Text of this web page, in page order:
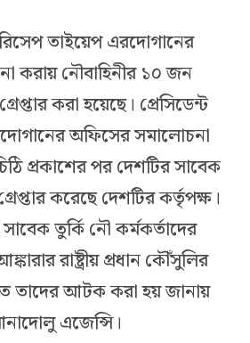
রিসেপ তাইয়েপ এরদোগানের
করায় নৌবাহিনীর ১০ জন
করা হয়েছে। প্রেসিডেন্ট
অফিসের সমালোচনা
প্রকাশের পর দেশটির সাবেক
করেছে দেশটির কর্তৃপক্ষ।
তুর্কি নৌ কর্মকর্তাদের
রাষ্ট্রীয় প্রধান কৌঁসুলির
তাদের আটক করা হয় জানায়
আনাদোলু এজেন্সি।